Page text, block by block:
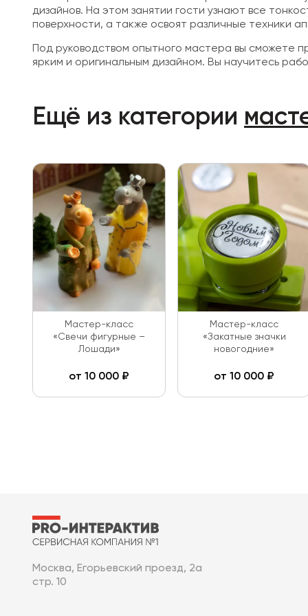
дизайнов. На этом занятии гости узнают все
поверхности, а также освоят различные техники
Под руководством опытного мастера вы сможете
ярким и оригинальным дизайном. Вы научитесь
Ещё из категории
Мастер-класс
«Свечи фигурные –
Лошади»
от 10 000 ₽
Мастер-класс
«Закатные значки
новогодние»
от 10 000 ₽
Москва, Егорьевский проезд, 2а
стр. 10